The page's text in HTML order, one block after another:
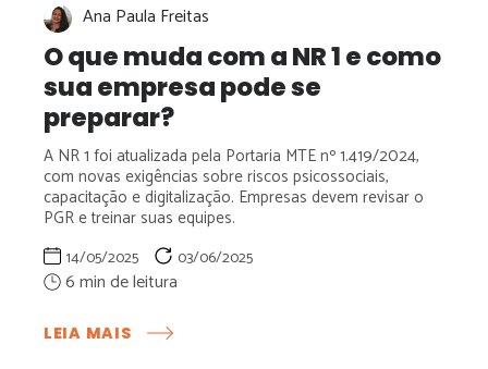
Ana Paula Freitas
O que muda com a NR 1 e como
sua empresa pode se
preparar?
A NR 1 foi atualizada pela Portaria MTE nº 1.419/2024,
com novas exigências sobre riscos psicossociais,
capacitação e digitalização. Empresas devem revisar o
PGR e treinar suas equipes.
14/05/2025 03/06/2025
LEIA MAIS
O